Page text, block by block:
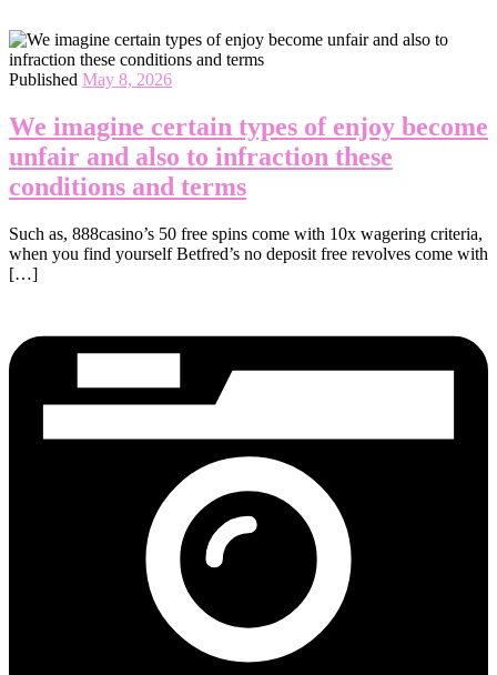
Published May 8, 2026
We imagine certain types of enjoy become
unfair and also to infraction these
conditions and terms
Such as, 888casino’s 50 free spins come with 10x wagering criteria,
when you find yourself Betfred’s no deposit free revolves come with
[…]